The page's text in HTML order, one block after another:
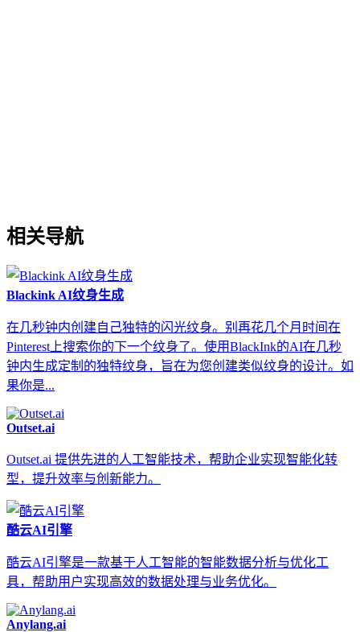
相关导航
Blackink AI纹身生成
在几秒钟内创建自己独特的闪光纹身。别再花几个月时间在
Pinterest上搜索你的下一个纹身了。使用BlackInk的AI在几秒
钟内生成定制的独特纹身，旨在为您创建类似纹身的设计。如
果你是...
Outset.ai
Outset.ai 提供先进的人工智能技术，帮助企业实现智能化转
型，提升效率与创新能力。
酷云AI引擎
酷云AI引擎是一款基于人工智能的智能数据分析与优化工
具，帮助用户实现高效的数据处理与业务优化。
Anylang.ai